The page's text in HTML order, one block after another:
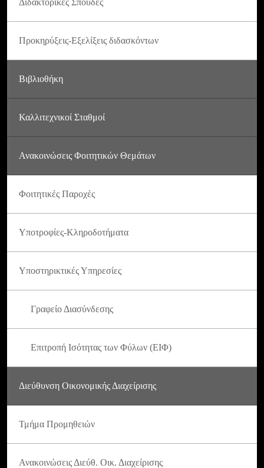
Διδακτορικές Σπουδές
Προκηρύξεις-Εξελίξεις διδασκόντων
Βιβλιοθήκη
Καλλιτεχνικοί Σταθμοί
Ανακοινώσεις Φοιτητικών Θεμάτων
Φοιτητικές Παροχές
Υποτροφίες-Κληροδοτήματα
Υποστηρικτικές Υπηρεσίες
Γραφείο Διασύνδεσης
Επιτροπή Ισότητας των Φύλων (ΕΙΦ)
Διεύθυνση Οικονομικής Διαχείρισης
Τμήμα Προμηθειών
Ανακοινώσεις Διεύθ. Οικ. Διαχείρισης